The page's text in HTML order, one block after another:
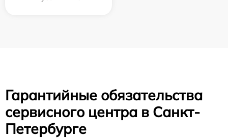
Гарантийные обязательства
сервисного центра в Санкт-
Петербурге